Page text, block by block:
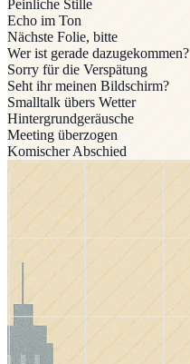
Peinliche Stille
Echo im Ton
Nächste Folie, bitte
Wer ist gerade dazugekommen?
Sorry für die Verspätung
Seht ihr meinen Bildschirm?
Smalltalk übers Wetter
Hintergrundgeräusche
Meeting überzogen
Komischer Abschied